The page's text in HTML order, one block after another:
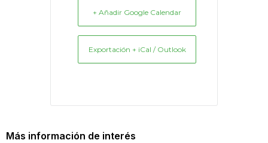
+ Añadir Google Calendar
Exportación + iCal / Outlook
Más información de interés